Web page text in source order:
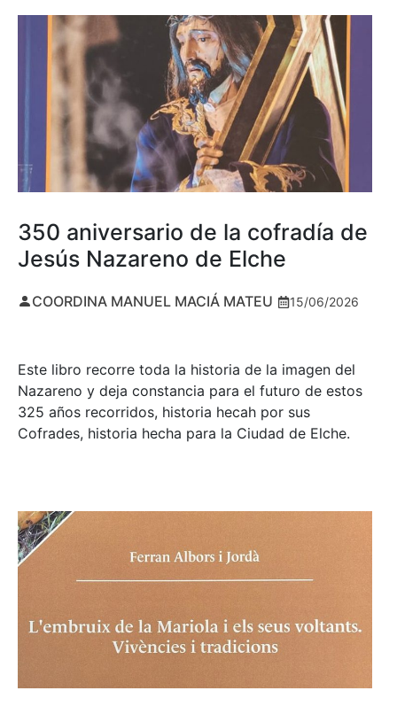
350 aniversario de la cofradía de
Jesús Nazareno de Elche
COORDINA MANUEL MACIÁ MATEU 15/06/2026
Este libro recorre toda la historia de la imagen del
Nazareno y deja constancia para el futuro de estos
325 años recorridos, historia hecah por sus
Cofrades, historia hecha para la Ciudad de Elche.